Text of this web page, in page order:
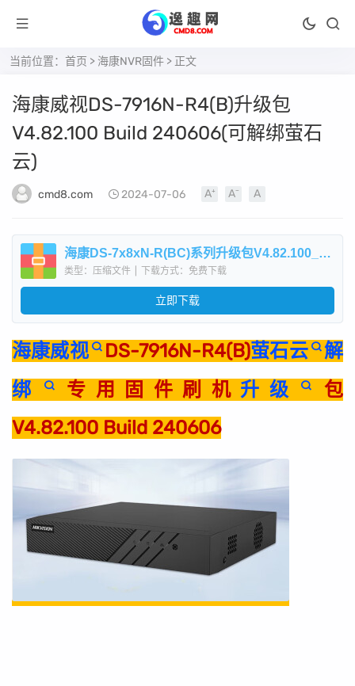
当前位置： 首页 > 海康NVR固件 > 正文
海康威视DS-7916N-R4(B)升级包
V4.82.100 Build 240606(可解绑萤石
云)
cmd8.com 2024-07-06
海康DS-7x8xN-R(BC)系列升级包V4.82.100_240606.zip
类型：压缩文件 下载方式：免费下载
立即下载
海康威视 DS-7916N-R4(B)萤石云
解
绑
专用固件刷机 升级
包
V4.82.100 Build 240606